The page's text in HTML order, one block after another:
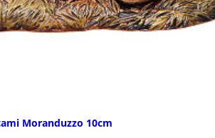
Moranduzzo 10cm